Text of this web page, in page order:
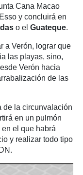
Cana Macao
y concluirá en
o el Guateque.
a Verón, lograr que
las playas, sino,
Verón hacia
de las
de la circunvalación
en un pulmón
el que habrá
y realizar todo tipo